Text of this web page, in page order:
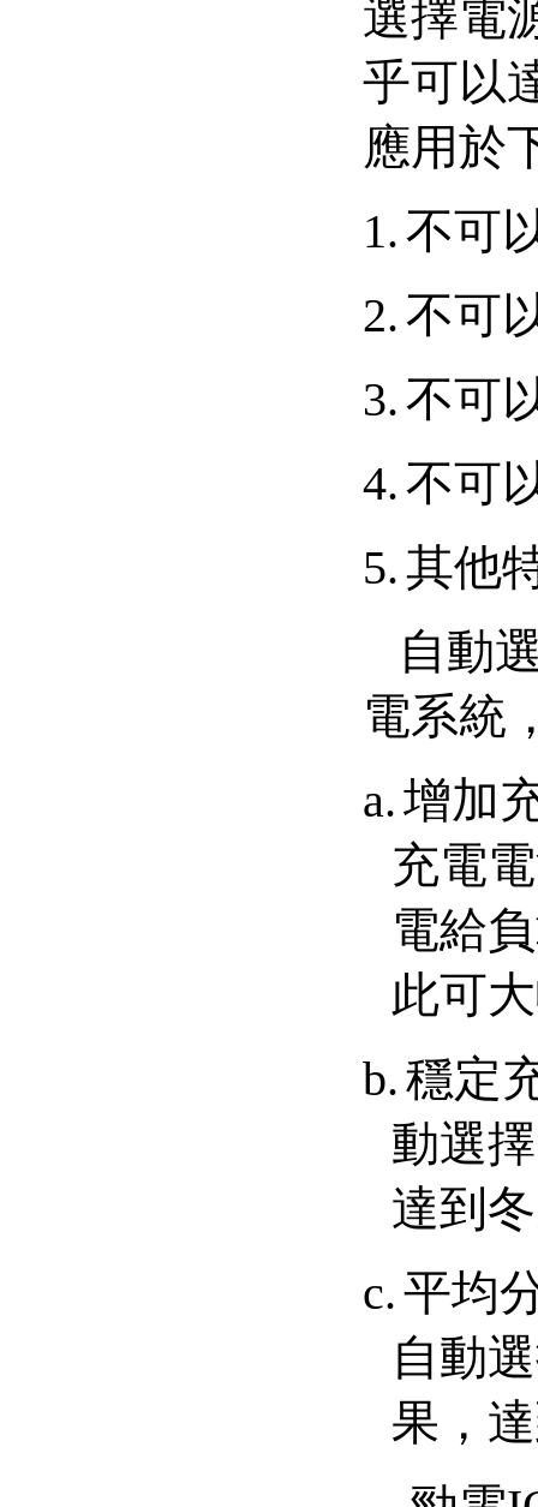
選擇電
乎可以
應用於
1.不可
2.不可
3.不可
4.不可
5.其他
自動
電系統
a.增加
充電
電給
此可
b.穩定
動選
達到
c.平均
自動
果，